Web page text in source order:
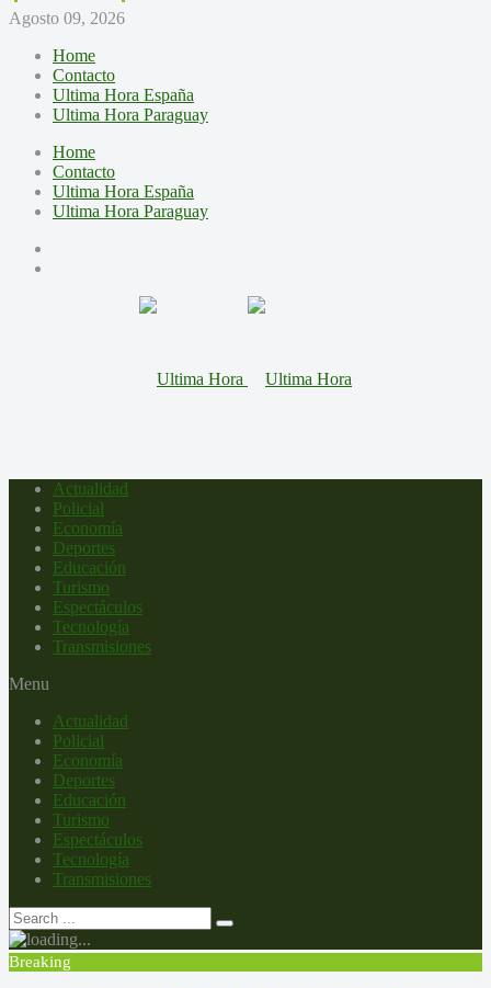
Agosto 09, 2026
Home
Contacto
Ultima Hora España
Ultima Hora Paraguay
Home
Contacto
Ultima Hora España
Ultima Hora Paraguay
Actualidad
Policial
Economía
Deportes
Educación
Turismo
Espectáculos
Tecnología
Transmisiones
Menu
Actualidad
Policial
Economía
Deportes
Educación
Turismo
Espectáculos
Tecnología
Transmisiones
Breaking